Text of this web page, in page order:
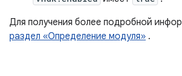
Для получения более подробной
раздел «Определение модуля» .